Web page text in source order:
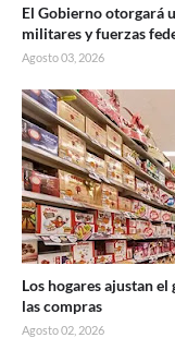
El Gobierno otorgará
militares y fuerzas
Agosto 03, 2026
Los hogares ajustan
las compras
Agosto 02, 2026